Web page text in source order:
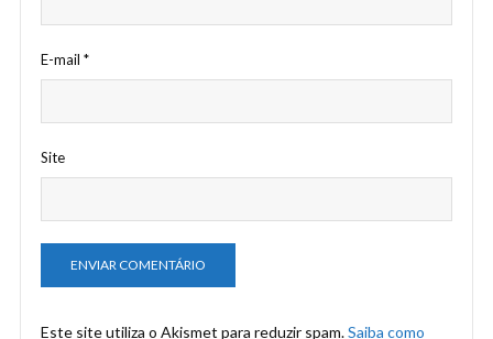
E-mail *
Site
Este site utiliza o Akismet para reduzir spam.Saiba como